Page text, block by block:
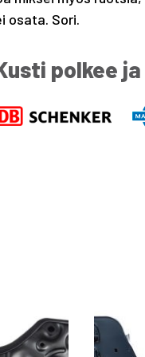
osata. Sori.
polkee